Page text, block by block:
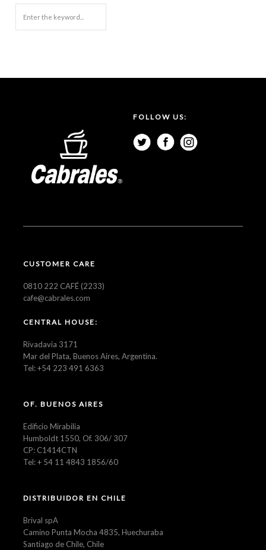
FOLLOW US:
CUSTOMER CARE
0810 222 CAFÉ (2233)
cafe@cabrales.com
CENTRAL HOUSE:
Rivadavia 3171
Mar del Plata, Buenos Aires, Argentina.
Tel: +54 223 491 6363
OF. BUENOS AIRES
Edificio Mirabilia
Humboldt 1550, Of. 306/ 307
CP: C1414CTN
Tel: + 54 11 4843 1856/60
DISTRIBUIDOR EN CHILE
Brival spA
Camino Punta Mocha 4835, Huechuraba
Santiago de Chile, Chile